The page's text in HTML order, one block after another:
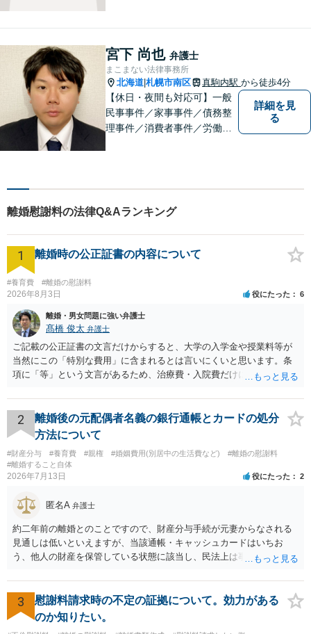
産の解決実績多数！【千歳駅
徒歩２分】【分割払い可】
宮下 尚也 弁護士
まこまない法律事務所
北海道 札幌市南区 真駒内駅 から徒歩4分
【休日・夜間も対応可】一般
民事事件／家事事件／債務整
理事件／消費者事件／労働事
を抱え込まず、まずは一度ご
相談ください！
詳細を見
る
離婚慰謝料の法律Q&Aランキング
1 離婚時の公正証書の内容について
#養育費 #離婚の慰謝料
2026年8月3日 役にたった 6
離婚・男女問題に強い弁護士
髙橋 俊太 弁護士
ご記載の公正証書の文言だけからすると、大学の入学金や授業料等が
当然にこの「特別な費用」に含まれるとは言いにくいと思います。条
項に「等」という文言があるため、治療費・入院費だけに限定される
れていますので、通常は、病気や事故によって臨時に必要となった医
療費その他これに類する特別支出を念頭に置いた条項と読むのが自然
です。したがって、大学の入学金、授業料、受験費用などの教育費に
ついてまで、「この条項があるから当然に半額を請求できる」とまで
は言いにくいと思われます。なお、通常、大学進学費用をどこまで負
担すべきかについては、離婚時の合意内容のほか、子どもの年齢、大
や費用などを踏まえて個別に検討することになります。公正証書の他
の条項において、養育費の終期についてどのように定められている
か、大学進学に関する定めの有無、「教育費」「進学費用」に関する
定めの有無等について確認する必要があると考えられます。
2
離婚後の元配偶者名義の銀行通帳とカードの処分
方法について
#財産分与 #養育費 #親権 #婚姻費用(別居中の生活費など)
#離婚の慰謝料
#離婚すること自体
2026年7月13日 役にたった 2
匿名A 弁護士
約二年前の離婚とのことですので、財産分与手続が元妻からなされる
見通しは低いといえますが、当該通帳・キャッシュカードはいちお
う、他人の財産を保管している状態に該当し、民法上は事務管理（597
えにくくとも、表だってのお答えとしては元妻の了解なく処分するこ
とはできないというお答えになってしまいます。
3
慰謝料請求時の不定の証拠について。効力がある
のか知りたい。